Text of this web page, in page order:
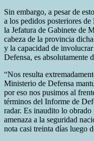
Sin embargo, a pesar de
a los pedidos posteriores
la Jefatura de Gabinete de
cabeza de la provincia
y la capacidad de
Defensa, es absolutamente
“Nos resulta
Ministerio de Defensa
por eso nos pusimos al
términos del Informe de
radar. Es inaudito lo
amenaza a la seguridad
nota casi treinta días luego